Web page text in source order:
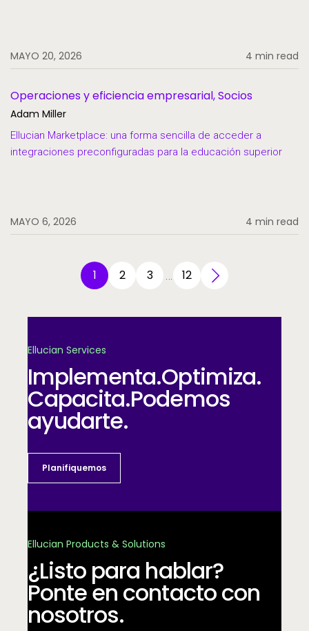
MAYO 20, 2026 4 min read
Operaciones y eficiencia empresarial, Socios
Adam Miller
Ellucian Marketplace: una forma sencilla de acceder a
integraciones preconfiguradas para la educación superior
MAYO 6, 2026 4 min read
1 2 3 12
Ellucian Services
Implementa.Optimiza.
Capacita.Podemos
ayudarte.
Planifiquemos
Ellucian Products & Solutions
¿Listo para hablar?
Ponte en contacto con
nosotros.